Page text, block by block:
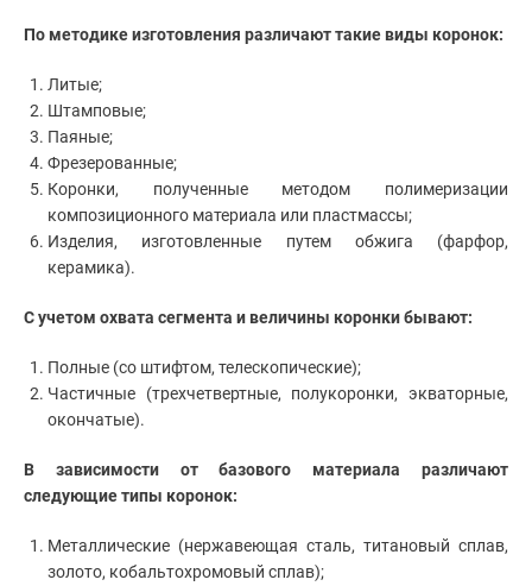
По методике изготовления различают такие виды коронок:
Литые;
Штамповые;
Паяные;
Фрезерованные;
Коронки, полученные методом полимеризации
композиционного материала или пластмассы;
Изделия, изготовленные путем обжига (фарфор,
керамика).
С учетом охвата сегмента и величины коронки бывают:
Полные (со штифтом, телескопические);
Частичные (трехчетвертные, полукоронки, экваторные,
окончатые).
В зависимости от базового материала различают
следующие типы коронок:
Металлические (нержавеющая сталь, титановый сплав,
золото, кобальтохромовый сплав);